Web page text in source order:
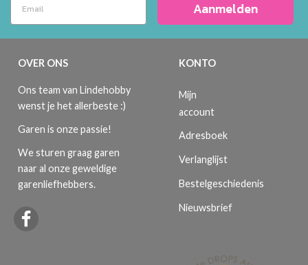
Aanmelden
OVER ONS
Ons team van Lindehobby
wenst je het allerbeste :)
Garen is onze passie!
We sturen graag garen
naar al onze geweldige
garenliefhebbers.
KONTO
Mijn
account
Adresboek
Verlanglijst
Bestelgeschiedenis
Nieuwsbrief